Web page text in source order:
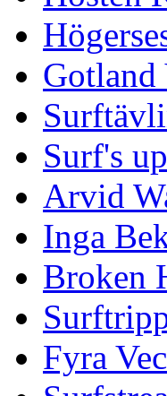
Gotland
Surf's
Arvid
Inga
Broken
Fyra